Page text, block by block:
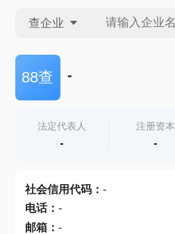
查企业
查企业
查产地
88查 -
法定代表人
-
注册资本
-
社会信用代码： -
电话： -
邮箱： -